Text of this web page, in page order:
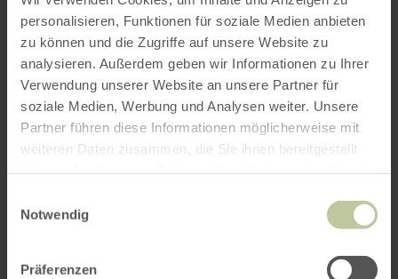
personalisieren, Funktionen für soziale Medien anbieten
zu können und die Zugriffe auf unsere Website zu
analysieren. Außerdem geben wir Informationen zu Ihrer
Verwendung unserer Website an unsere Partner für
soziale Medien, Werbung und Analysen weiter. Unsere
Partner führen diese Informationen möglicherweise mit
weiteren Daten zusammen, die Sie ihnen bereitgestellt
Notwendig
Präferenzen
ROUTE PLANEN
Das könnte Sie auch
interessieren